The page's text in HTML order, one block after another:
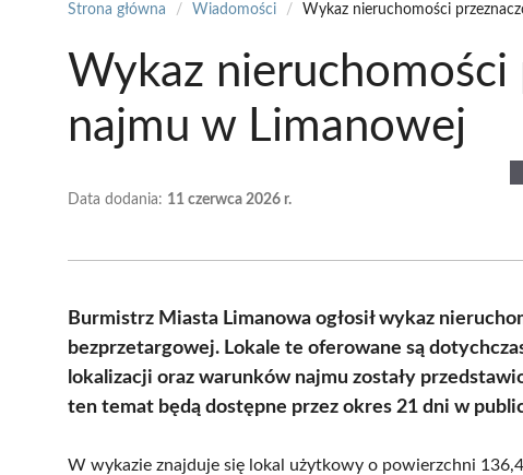
Strona główna / Wiadomości / Wykaz nieruchomości
Wykaz nieruchomości
najmu w Limanowej
Data dodania: 11 czerwca 2026 r.
Burmistrz Miasta Limanowa ogłosił wykaz
bezprzetargowej. Lokale te oferowane są
lokalizacji oraz warunków najmu zostały
ten temat będą dostępne przez okres 21 dni w
W wykazie znajduje się lokal użytkowy o powierzchni